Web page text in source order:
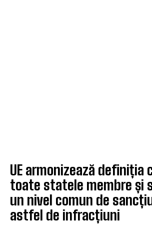
UE armonizează definiția
toate statele membre și
un nivel comun de
astfel de infracțiuni